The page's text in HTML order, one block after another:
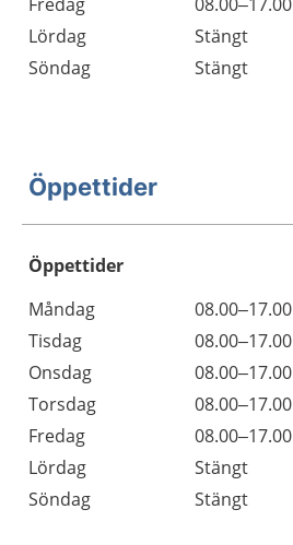
Lördag
Stängt
Söndag
Stängt
Öppettider
Öppettider
Dag
Öppettider
Kommentarer
Måndag
08.00–17.00
Tisdag
08.00–17.00
Onsdag
08.00–17.00
Torsdag
08.00–17.00
Fredag
08.00–17.00
Lördag
Stängt
Söndag
Stängt